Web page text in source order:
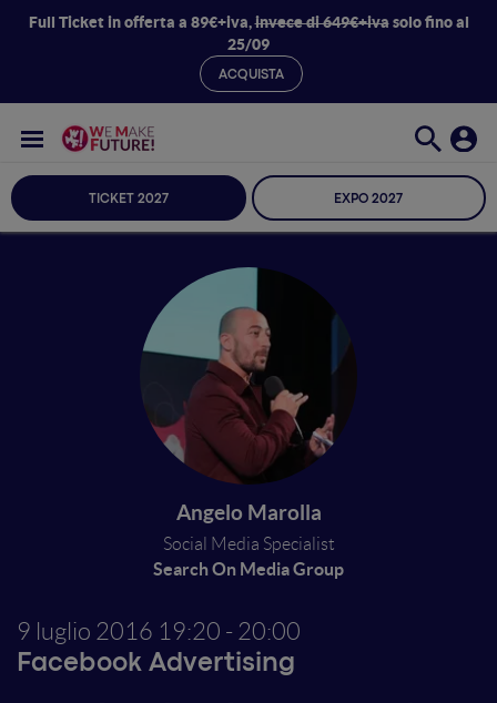
Full Ticket in offerta a 89€+iva,invece di 649€+ivasolo fino al
25/09
ACQUISTA
TICKET 2027 EXPO 2027
Angelo Marolla
Social Media Specialist
Search On Media Group
9 luglio 2016 19:20 - 20:00
Facebook Advertising